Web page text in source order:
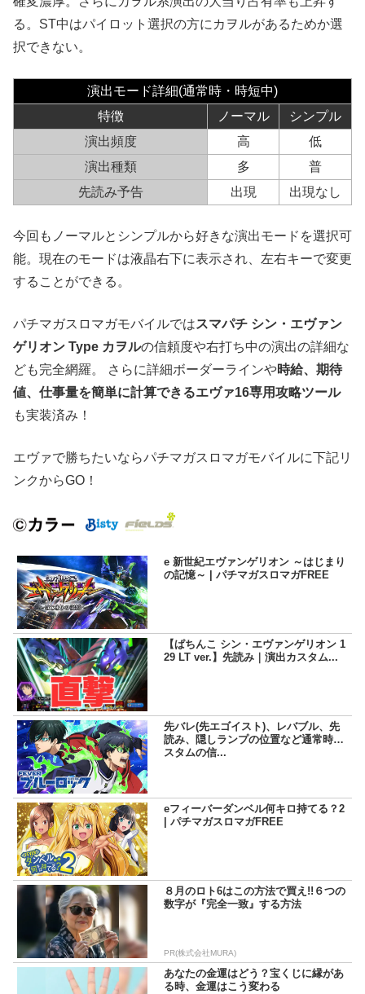
る。ST中はパイロット選択の方にカヲルがあるためか選
択できない。
演出モード詳細(通常時・時短中)
特徴
ノーマル
シンプル
演出頻度
高
低
演出種類
多
普
先読み予告
出現 出現なし
今回もノーマルとシンプルから好きな演出モードを選択可
能。現在のモードは液晶右下に表示され、左右キーで変更
することができる。
パチマガスロマガモバイルではスマパチ シン・エヴァン
ゲリオン Type カヲルの信頼度や右打ち中の演出の詳細な
ども完全網羅。 さらに詳細ボーダーラインや時給、期待
値、仕事量を簡単に計算できるエヴァ16専用攻略ツール
も実装済み！
エヴァで勝ちたいならパチマガスロマガモバイルに下記リ
ンクからGO！
e 新世紀エヴァンゲリオン ～はじまり
の記憶～ | パチマガスロマガFREE
【ぱちんこ シン・エヴァンゲリオン 1
29 LT ver.】先読み｜演出カスタム...
先バレ(先エゴイスト)、レバブル、先
読み、隠しランプの位置など通常時カ
スタムの信...
eフィーバーダンベル何キロ持てる？2
| パチマガスロマガFREE
８月のロト6はこの方法で買え!!６つの
数字が『完全一致』する方法
PR(株式会社MURA)
あなたの金運はどう？宝くじに縁があ
る時、金運はこう変わる